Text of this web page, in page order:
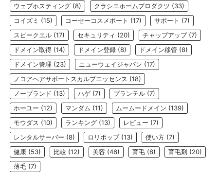
ウェブホスティング (8) クラシエホームプロダクツ (33)
コイズミ (15) コーセーコスメポート (17) サポート (7)
スピークエル (17) セキュリティ (20) チャップアップ(7)
ドメイン取得 (14) ドメイン登録 (8) ドメイン移管 (8)
ドメイン管理 (23) ニューウェイジャパン (17)
ノコアヘアサポートスカルプエッセンス (18)
ノーブランド (13) ハゲ (7) プランテル (7)
ホーユー (12) マンダム (11) ムームードメイン (139)
モウダス (10) ランキング (13) レビュー (7)
レンタルサーバー (8) ロリポップ(13) 使い方 (7)
健康 (53) 比較 (12) 美容 (46) 育毛 (8) 育毛剤 (20)
薄毛 (7)